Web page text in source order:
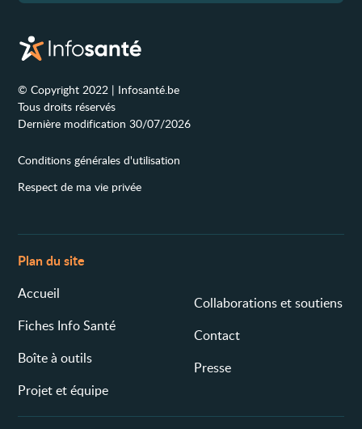
© Copyright 2022 | Infosanté.be
Tous droits réservés
Dernière modification 30/07/2026
Conditions générales d'utilisation
Respect de ma vie privée
Plan du site
Accueil
Fiches Info Santé
Boîte à outils
Projet et équipe
Collaborations et soutiens
Contact
Presse